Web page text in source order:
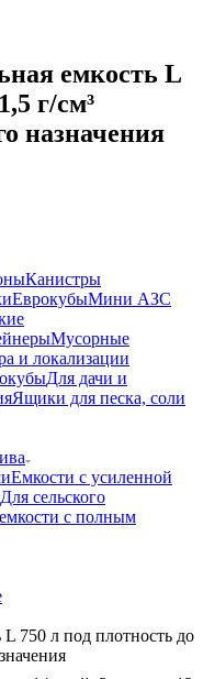
емкость L
г/см³
назначения
Канистры
ЕврокубыМини АЗС
Мусорные
и локализации
Для дачи и
Ящики для песка, соли
Емкости с усиленной
Для сельского
с полным
L 750 л под плотность до